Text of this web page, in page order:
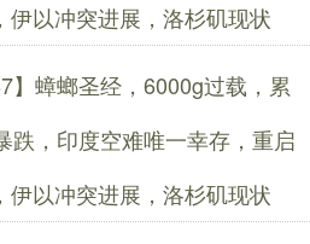
以冲突进展，洛杉矶现状
】蟑螂圣经，6000g过载，累
跌，印度空难唯一幸存，重启
以冲突进展，洛杉矶现状